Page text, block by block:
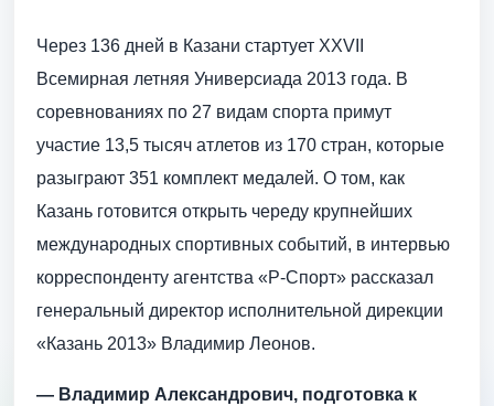
Через 136 дней в Казани стартует XXVII
Всемирная летняя Универсиада 2013 года. В
соревнованиях по 27 видам спорта примут
участие 13,5 тысяч атлетов из 170 стран, которые
разыграют 351 комплект медалей. О том, как
Казань готовится открыть череду крупнейших
международных спортивных событий, в интервью
корреспонденту агентства «Р-Спорт» рассказал
генеральный директор исполнительной дирекции
«Казань 2013» Владимир Леонов.
— Владимир Александрович, подготовка к